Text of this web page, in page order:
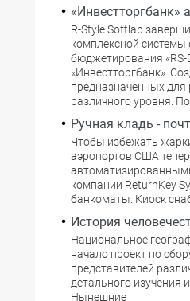
«Инвестторгбанк»
R-Style Softlab
комплексной системы
бюджетирования «RS-
«Инвестторгбанк».
предназначенных
различного уровня.
Ручная кладь -
Чтобы избежать
аэропортов США
компании ReturnKey
банкоматы. Киоск
История
Национальное
начало проект по
представителей
детального изучения
Нынешние